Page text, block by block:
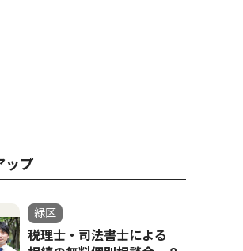
ップ
緑区
税理士・司法書士による